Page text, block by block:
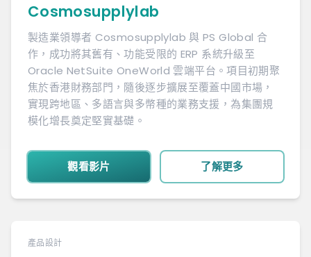
Cosmosupplylab
製造業領導者 Cosmosupplylab 與 PS Global 合
作，成功將其舊有、功能受限的 ERP 系統升級至
Oracle NetSuite OneWorld 雲端平台。項目初期聚
焦於香港財務部門，隨後逐步擴展至覆蓋中國市場，
實現跨地區、多語言與多幣種的業務支援，為集團規
模化增長奠定堅實基礎。
觀看影片 了解更多
產品設計